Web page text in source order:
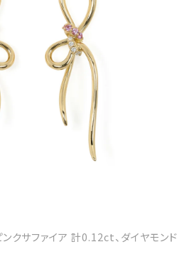
ンクサファイア 計0.12ct、ダイヤモンド